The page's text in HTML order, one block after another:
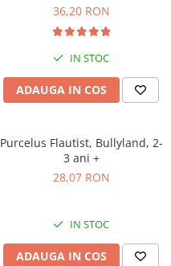
36,20 RON
IN STOC
ADAUGA IN COS
Purcelus Flautist, Bullyland, 2-
3 ani +
28,07 RON
IN STOC
ADAUGA IN COS